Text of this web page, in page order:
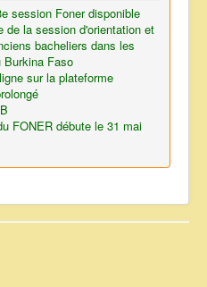
session Foner disponible
de la session d'orientation et
bacheliers dans les
Burkina Faso
sur la plateforme
FONER débute le 31 mai